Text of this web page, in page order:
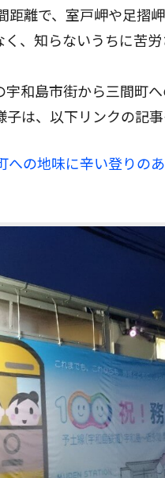
離で、室戸岬や足摺
、知らないうちに苦
和島市街から三間町
は、以下リンクの記事
への地味に辛い登りの